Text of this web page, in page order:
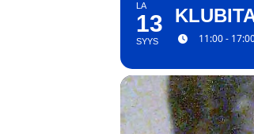
LA
13
SYYS 11:00 -